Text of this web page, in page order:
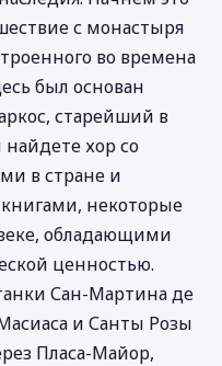
с монастыря
во времена
был основан
старейший в
хор со
в стране и
некоторые
обладающими
ценностью.
Сан-Мартина де
и Санты Розы
Пласа-Майор,